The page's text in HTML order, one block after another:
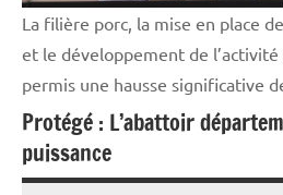
La filière porc, la mise en place
et le développement de
permis une hausse significative
Protégé : L’abattoir
puissance